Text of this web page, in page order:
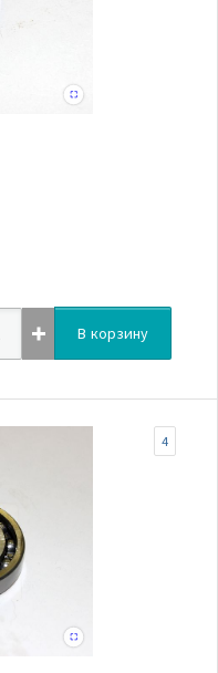
В корзину
4